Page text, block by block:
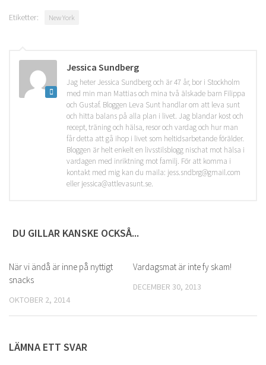
Etiketter: New York
Jessica Sundberg
Jag heter Jessica Sundberg och är 47 år, bor i Stockholm
med min man Mattias och mina två älskade barn Filippa
och Gustaf. Bloggen Leva Sunt handlar om att leva sunt
och hitta balans på alla plan i livet. Jag blandar kost och
recept, träning och hälsa, resor och vardag och hur man
får detta att gå ihop i livet som heltidsarbetande förälder.
Bloggen är helt enkelt en livsstilsblogg nischat mot hälsa i
vardagen med inriktning mot familj. För att komma i
kontakt med mig kan du maila: jess.sndbrg@gmail.com
eller jessica@attlevasunt.se.
DU GILLAR KANSKE OCKSÅ...
När vi ändå är inne på nyttigt
snacks
OKTOBER 2, 2014
Vardagsmat är inte fy skam!
DECEMBER 30, 2013
LÄMNA ETT SVAR